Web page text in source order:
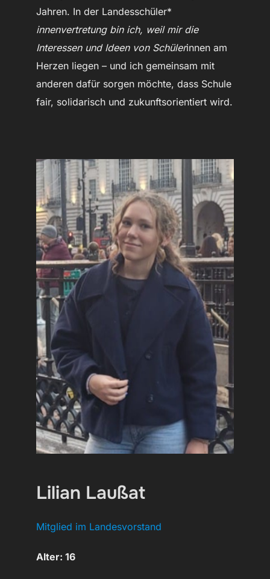
Jahren. In der Landesschüler*
innenvertretung bin ich, weil mir die
Interessen und Ideen von Schülerinnen am
Herzen liegen – und ich gemeinsam mit
anderen dafür sorgen möchte, dass Schule
fair, solidarisch und zukunftsorientiert wird.
Lilian Laußat
Mitglied im Landesvorstand
Alter: 16